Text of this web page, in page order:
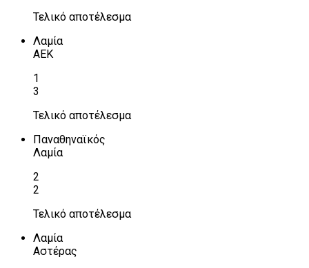
Τελικό αποτέλεσμα
Λαμία
ΑΕΚ
1
3
Τελικό αποτέλεσμα
Παναθηναϊκός
Λαμία
2
2
Τελικό αποτέλεσμα
Λαμία
Αστέρας